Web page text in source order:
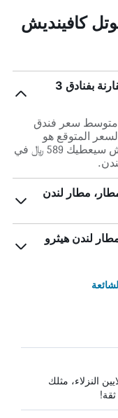
كافينديش
هل الأسعار في هوتل كافينديش قابلة للمقارنة بفنادق 3
متوسط ​​سعر فندق
المتوقع هو
661 ﷼ في الليلة في لندن. هوتل كافينديش سيعطيك 589 ﷼ في
مطار لندن
لندن هيثرو
النزلاء، مثلك